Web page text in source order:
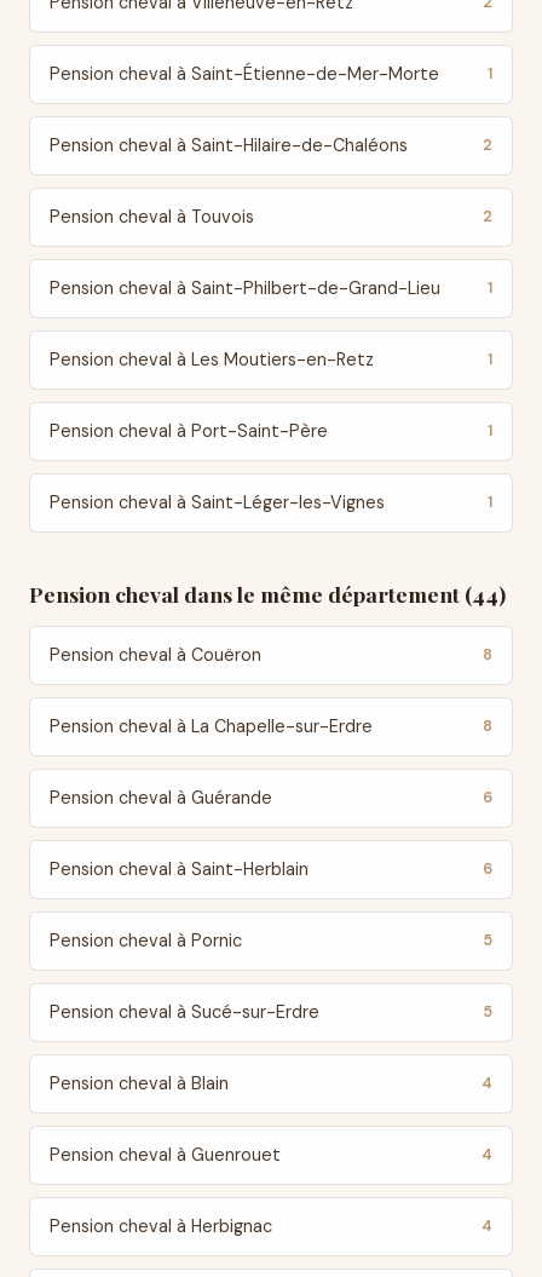
Pension cheval à Saint-Étienne-de-Mer-Morte 1
Pension cheval à Saint-Hilaire-de-Chaléons 2
Pension cheval à Touvois 2
Pension cheval à Saint-Philbert-de-Grand-Lieu 1
Pension cheval à Les Moutiers-en-Retz 1
Pension cheval à Port-Saint-Père 1
Pension cheval à Saint-Léger-les-Vignes 1
Pension cheval dans le même département (44)
Pension cheval à Couëron 8
Pension cheval à La Chapelle-sur-Erdre 8
Pension cheval à Guérande 6
Pension cheval à Saint-Herblain 6
Pension cheval à Pornic 5
Pension cheval à Sucé-sur-Erdre 5
Pension cheval à Blain 4
Pension cheval à Guenrouet 4
Pension cheval à Herbignac 4